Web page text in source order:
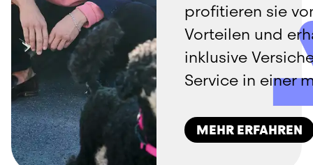
profitieren sie
Vorteilen und
inklusive
Service in einer
MEHR ERFAHREN